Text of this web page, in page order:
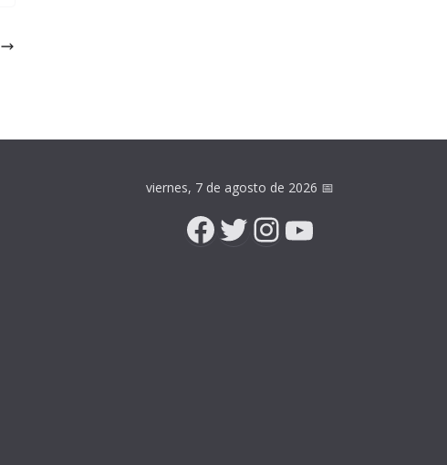
viernes, 7 de agosto de 2026 📅
Facebook
Twitter
Instagram
YouTube